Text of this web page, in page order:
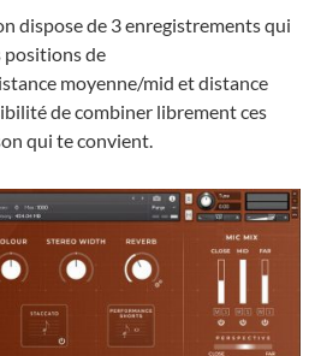
dispose de 3 enregistrements qui
posi­tions de
moyenne/mid et distance
de combi­ner libre­ment ces
qui te convient.